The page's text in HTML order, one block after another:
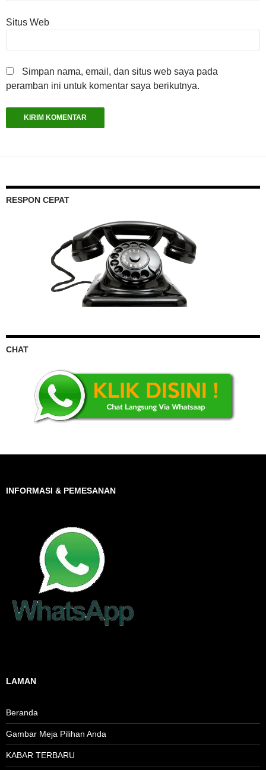
Situs Web
Simpan nama, email, dan situs web saya pada
peramban ini untuk komentar saya berikutnya.
RESPON CEPAT
CHAT
INFORMASI & PEMESANAN
LAMAN
Beranda
Gambar Meja Pilihan Anda
KABAR TERBARU